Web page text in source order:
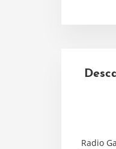
Radio